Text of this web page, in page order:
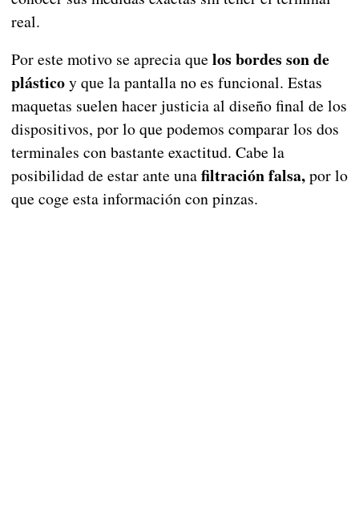
real.
Por este motivo se aprecia que los bordes son de
plásticoy que la pantalla no es funcional. Estas
maquetas suelen hacer justicia al diseño final de los
dispositivos, por lo que podemos comparar los dos
terminales con bastante exactitud. Cabe la
posibilidad de estar ante unafiltración falsa,por lo
que coge esta información con pinzas.